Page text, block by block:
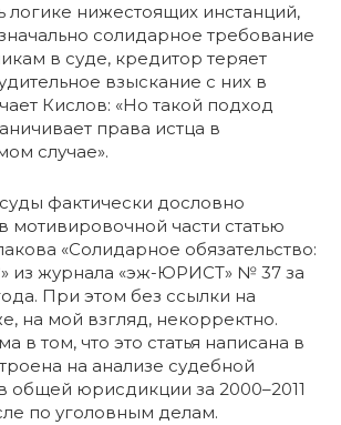
логике нижестоящих инстанций,
солидарное требование
в суде, кредитор теряет
взыскание с них в
Кислов: «Но такой подход
права истца в
случае».
фактически дословно
мотивировочной части статью
«Солидарное обязательство:
из журнала «эж-ЮРИСТ» № 37 за
При этом без ссылки на
на мой взгляд, некорректно.
в том, что это статья написана в
на анализе судебной
общей юрисдикции за 2000–2011
по уголовным делам.